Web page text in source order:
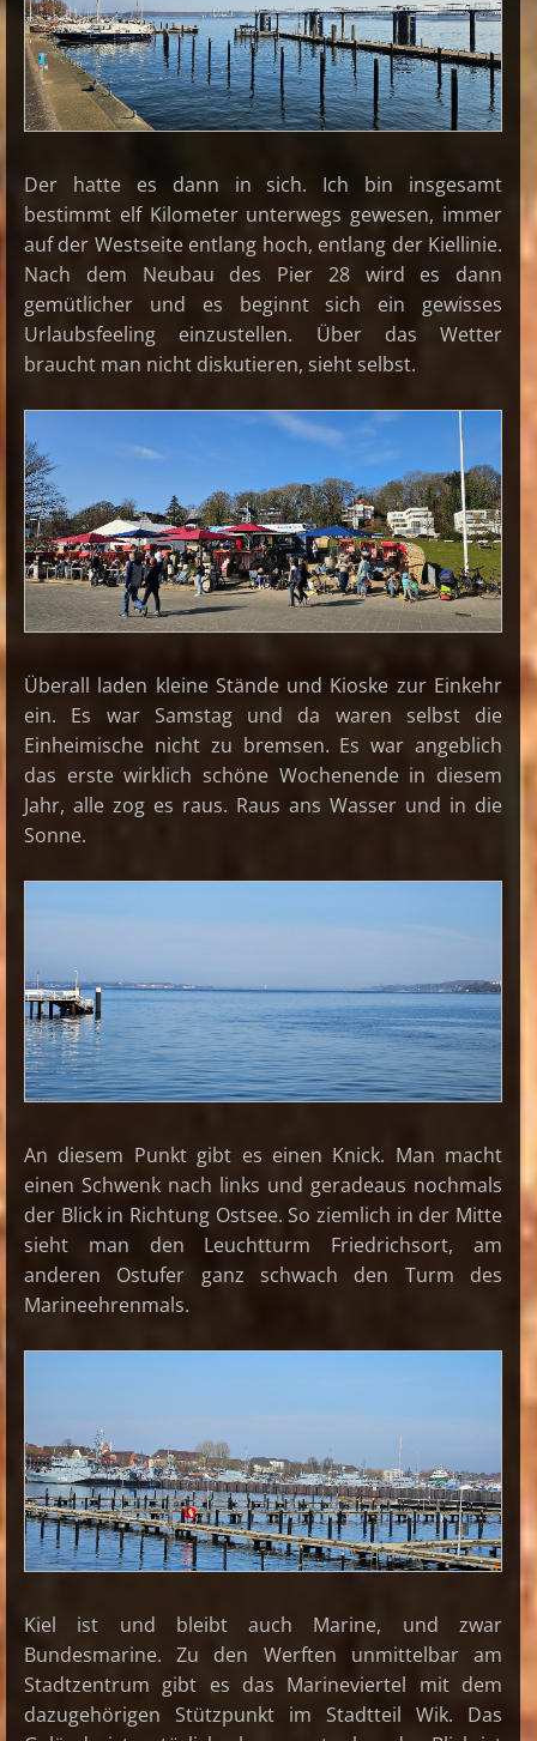
Der hatte es dann in sich. Ich bin insgesamt
bestimmt elf Kilometer unterwegs gewesen, immer
auf der Westseite entlang hoch, entlang der Kiellinie.
Nach dem Neubau des Pier 28 wird es dann
gemütlicher und es beginnt sich ein gewisses
Urlaubsfeeling einzustellen. Über das Wetter
braucht man nicht diskutieren, sieht selbst.
Überall laden kleine Stände und Kioske zur Einkehr
ein. Es war Samstag und da waren selbst die
Einheimische nicht zu bremsen. Es war angeblich
das erste wirklich schöne Wochenende in diesem
Jahr, alle zog es raus. Raus ans Wasser und in die
Sonne.
An diesem Punkt gibt es einen Knick. Man macht
einen Schwenk nach links und geradeaus nochmals
der Blick in Richtung Ostsee. So ziemlich in der Mitte
sieht man den Leuchtturm Friedrichsort, am
anderen Ostufer ganz schwach den Turm des
Marineehrenmals.
Kiel ist und bleibt auch Marine, und zwar
Bundesmarine. Zu den Werften unmittelbar am
Stadtzentrum gibt es das Marineviertel mit dem
dazugehörigen Stützpunkt im Stadtteil Wik. Das